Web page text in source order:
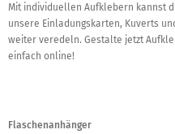
Mit individuellen Aufklebern kannst
unsere Einladungskarten, Kuverts
weiter veredeln. Gestalte jetzt
einfach online!
Flaschenanhänger